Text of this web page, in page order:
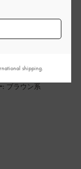
し、満
: ブラウン系
shipping.